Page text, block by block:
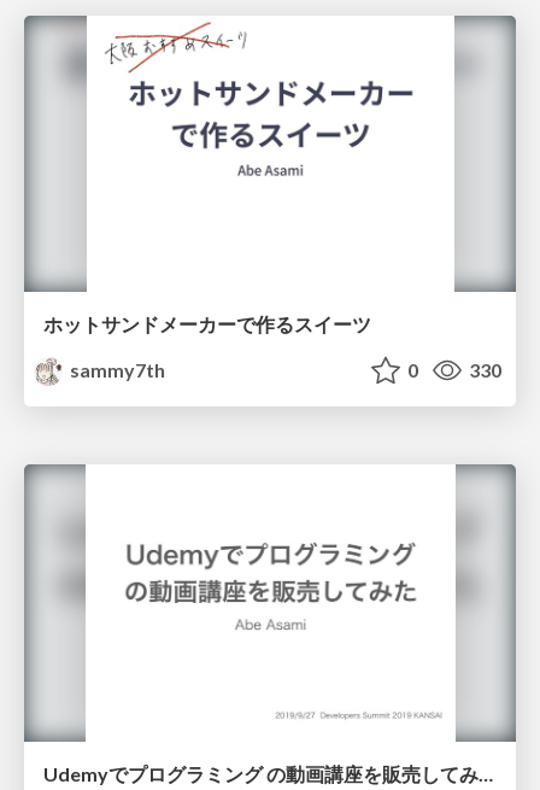
ホットサンドメーカーで作るスイーツ
sammy7th
0 330